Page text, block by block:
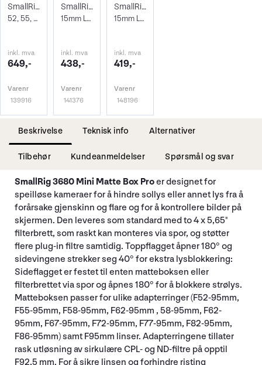
SmallRig 3383 Adapter Rings Kit
52, 55, 58, 62, 86mm. For Mini Matte Box
inkl. mva
649,-
Varenr
139916
SmallRig 2680 Universal Lens Support
15mm LWS
inkl. mva
438,-
Varenr
141376
SmallRig 2681 Universal Lens Support
15mm LWS
inkl. mva
419,-
Varenr
148196
Beskrivelse Teknisk info Alternativer
Tilbehør Kundeanmeldelser Spørsmål og svar
SmallRig 3680 Mini Matte Box Proer designet for
speilløse kameraer for å hindre sollys eller annet lys fra å
forårsake gjenskinn og flare og for å kontrollere bilder på
skjermen. Den leveres som standard med to 4 x 5,65"
filterbrett, som raskt kan monteres via spor, og støtter
flere plug-in filtre samtidig. Toppflagget åpner 180° og
sidevingene strekker seg 40° for ekstra lysblokkering:
Sideflagget er festet til enten matteboksen eller
filterbrettet via spor og åpnes 180° for å blokkere strølys.
Matteboksen passer for ulike adapterringer (F52-95mm,
F55-95mm, F58-95mm, F62-95mm , 58-95mm, F62-
95mm, F67-95mm, F72-95mm, F77-95mm, F82-95mm,
F86-95mm) samt F95mm linser. Adapterringene tillater
rask utløsning av sirkulære CPL- og ND-filtre på opptil
F92,5 mm. For å sikre linsen og forhindre risting